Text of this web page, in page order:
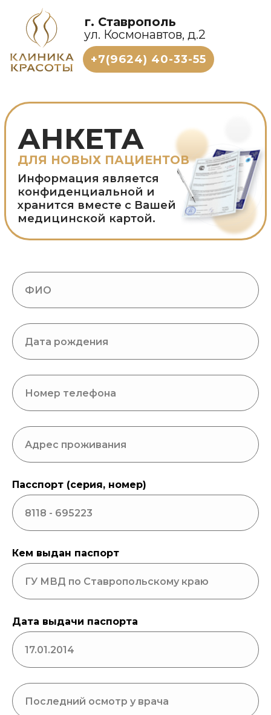
г. Ставрополь
ул. Космонавтов, д.2
+7(9624) 40-33-55
Записаться
ДЛЯ НОВЫХ ПАЦИЕНТОВ
Информация является
конфиденциальной и
хранится вместе с Вашей
медицинской картой.
АНКЕТА
Пасспорт (серия, номер)
Кем выдан паспорт
Дата выдачи паспорта